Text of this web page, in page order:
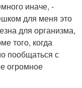
иначе, -
для меня это
для организма,
того, когда
пообщаться с
огромное